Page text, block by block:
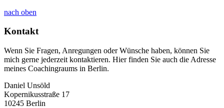
nach oben
Kontakt
Wenn Sie Fragen, Anregungen oder Wünsche haben, können Sie
mich gerne jederzeit kontaktieren. Hier finden Sie auch die Adresse
meines Coachingraums in Berlin.
Daniel Unsöld
Kopernikusstraße 17
10245 Berlin